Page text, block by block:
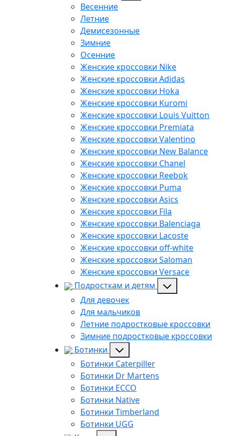
Весенние
Летние
Демисезонные
Зимние
Осенние
Женские кроссовки Nike
Женские кроссовки Adidas
Женские кроссовки Hoka
Женские кроссовки Kuromi
Женские кроссовки Louis Vuitton
Женские кроссовки Premiata
Женские кроссовки Valentino
Женские кроссовки New Balance
Женские кроссовки Chanel
Женские кроссовки Reebok
Женские кроссовки Puma
Женские кроссовки Asics
Женские кроссовки Fila
Женские кроссовки Balenciaga
Женские кроссовки Lacoste
Женские кроссовки off-white
Женские кроссовки Saloman
Женские кроссовки Versace
Подросткам и детям
Для девочек
Для мальчиков
Летние подростковые кроссовки
Зимние подростковые кроссовки
Ботинки
Ботинки Caterpiller
Ботинки Dr Martens
Ботинки ECCO
Ботинки Native
Ботинки Timberland
Ботинки UGG